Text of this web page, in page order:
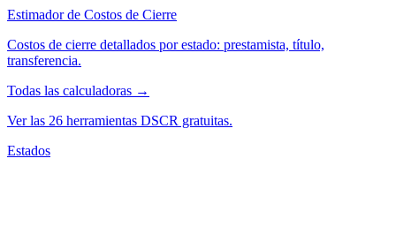
Estimador de Costos de Cierre
Costos de cierre detallados por estado: prestamista, título,
transferencia.
Todas las calculadoras →
Ver las 26 herramientas DSCR gratuitas.
Estados